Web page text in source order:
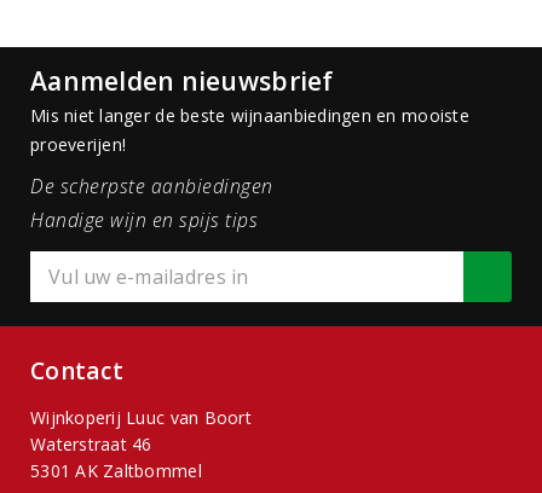
Aanmelden nieuwsbrief
Mis niet langer de beste wijnaanbiedingen en mooiste
proeverijen!
De scherpste aanbiedingen
Handige wijn en spijs tips
Contact
Wijnkoperij Luuc van Boort
Waterstraat 46
5301 AK Zaltbommel